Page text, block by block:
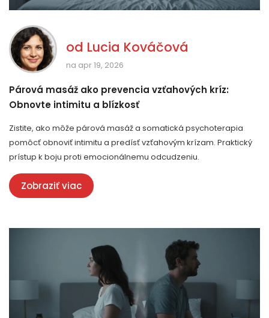
od Lucia Kováčová
na apr 19, 2026
Párová masáž ako prevencia vzťahových kríz:
Obnovte intimitu a blízkosť
Zistite, ako môže párová masáž a somatická psychoterapia
pomôcť obnoviť intimitu a predísť vzťahovým krízam. Praktický
prístup k boju proti emocionálnemu odcudzeniu.
Zobraziť viac